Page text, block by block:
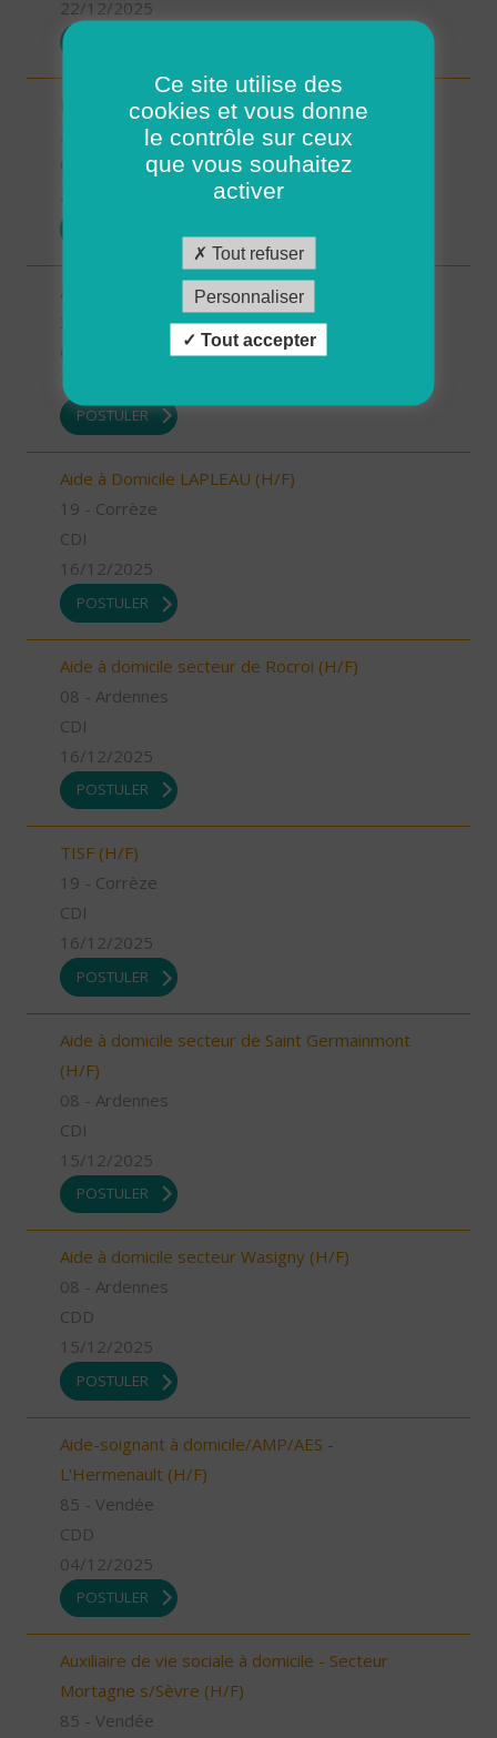
22/12/2025
Intervenant à Domicile sur ROSCOFF (H/F)
29 - Finistère
Auxiliaire de vie sociale - secteur Estang (H/F)
19/12/2025
POSTULER
Aide à Domicile LAPLEAU (H/F)
19 - Corrèze
CDI
16/12/2025
POSTULER
Aide à domicile secteur de Rocroi (H/F)
08 - Ardennes
CDI
16/12/2025
POSTULER
TISF (H/F)
19 - Corrèze
CDI
16/12/2025
POSTULER
Aide à domicile secteur de Saint Germainmont
(H/F)
08 - Ardennes
CDI
15/12/2025
POSTULER
Aide à domicile secteur Wasigny (H/F)
08 - Ardennes
CDD
15/12/2025
POSTULER
Aide-soignant à domicile/AMP/AES -
L'Hermenault (H/F)
85 - Vendée
CDD
04/12/2025
POSTULER
Auxiliaire de vie sociale à domicile - Secteur
Mortagne s/Sèvre (H/F)
85 - Vendée
Ce site utilise des
cookies et vous donne
le contrôle sur ceux
que vous souhaitez
activer
Tout refuser
Personnaliser
Tout accepter